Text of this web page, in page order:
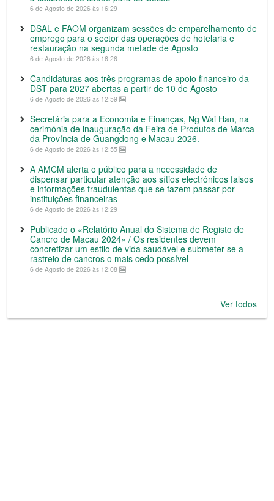
6 de Agosto de 2026 às 16:29
DSAL e FAOM organizam sessões de emparelhamento de
emprego para o sector das operações de hotelaria e
restauração na segunda metade de Agosto
6 de Agosto de 2026 às 16:26
Candidaturas aos três programas de apoio financeiro da
DST para 2027 abertas a partir de 10 de Agosto
6 de Agosto de 2026 às 12:59
Secretária para a Economia e Finanças, Ng Wai Han, na
cerimónia de inauguração da Feira de Produtos de Marca
da Província de Guangdong e Macau 2026.
6 de Agosto de 2026 às 12:55
A AMCM alerta o público para a necessidade de
dispensar particular atenção aos sítios electrónicos falsos
e informações fraudulentas que se fazem passar por
instituições financeiras
6 de Agosto de 2026 às 12:29
Publicado o «Relatório Anual do Sistema de Registo de
Cancro de Macau 2024» / Os residentes devem
concretizar um estilo de vida saudável e submeter-se a
rastreio de cancros o mais cedo possível
6 de Agosto de 2026 às 12:08
Ver todos